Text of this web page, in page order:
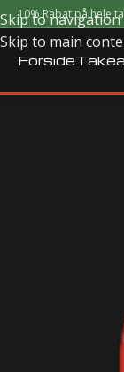
Skip to navigation
Skip to main
10% Rabat på hele
Forside